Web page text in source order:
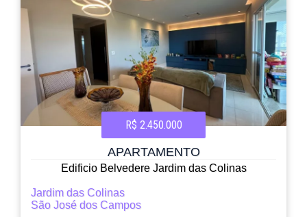
R$ 2.450.000
APARTAMENTO
Edificio Belvedere Jardim das Colinas
Jardim das Colinas
São José dos Campos